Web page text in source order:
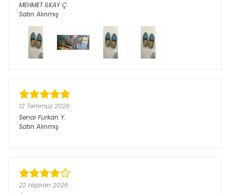
MEHMET İLKAY Ç.
Satın Alınmış
12 Temmuz 2026
Senai Furkan Y.
Satın Alınmış
22 Haziran 2026